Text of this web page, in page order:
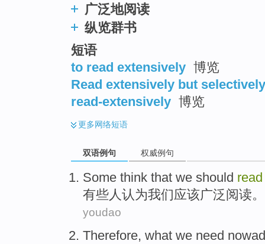
广泛地阅读
纵览群书
短语
to read extensively 博览
Read extensively but selectively
read-extensively 博览
更多网络短语
双语例句 权威例句
Some think that we should read
有些人认为我们应该广泛阅读。
youdao
Therefore, what we need